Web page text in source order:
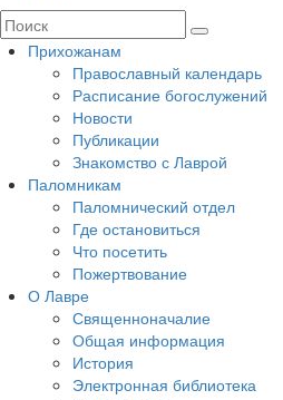
Прихожанам
Православный календарь
Расписание богослужений
Новости
Публикации
Знакомство с Лаврой
Паломникам
Паломнический отдел
Где остановиться
Что посетить
Пожертвование
О Лавре
Священноначалие
Общая информация
История
Электронная библиотека